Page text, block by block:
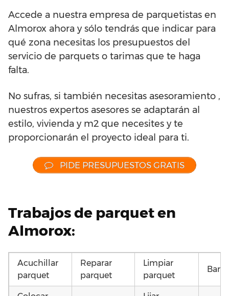
Accede a nuestra empresa de parquetistas en
Almorox ahora y sólo tendrás que indicar para
qué zona necesitas los presupuestos del
servicio de parquets o tarimas que te haga
falta.
No sufras, si también necesitas asesoramiento ,
nuestros expertos asesores se adaptarán al
estilo, vivienda y m2 que necesites y te
proporcionarán el proyecto ideal para ti.
PIDE PRESUPUESTOS GRATIS
Trabajos de parquet en
Almorox:
Acuchillar
parquet
Reparar
parquet
Limpiar
parquet